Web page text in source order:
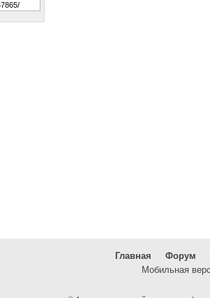
Главная Форум
Мобильная